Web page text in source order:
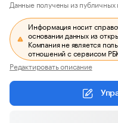
Данные получены из публичных
Информация носит
основании данных из
Компания не является
отношений с сервисом
Редактировать описание